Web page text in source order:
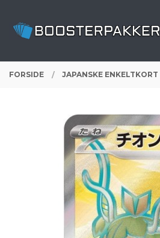
innholdet
FORSIDE JAPANSKE ENKELTKORT